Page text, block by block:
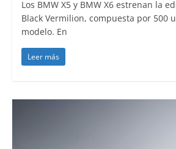
Los BMW X5 y BMW X6 estrenan la
Black Vermilion, compuesta por 500
modelo. En
Leer más